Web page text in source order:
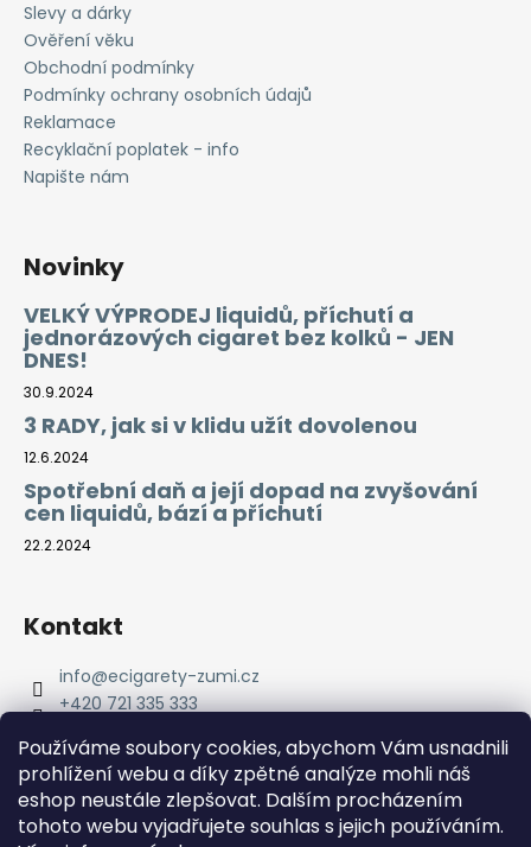
Používáme soubory cookies, abychom Vám usnadnili
prohlížení webu a díky zpětné analýze mohli náš
eshop neustále zlepšovat. Dalším procházením
tohoto webu vyjadřujete souhlas s jejich používáním.
Slevy a dárky
Ověření věku
Obchodní podmínky
Podmínky ochrany osobních údajů
Reklamace
Recyklační poplatek - info
Napište nám
Novinky
VELKÝ VÝPRODEJ liquidů, příchutí a
jednorázových cigaret bez kolků - JEN
DNES!
30.9.2024
3 RADY, jak si v klidu užít dovolenou
12.6.2024
Spotřební daň a její dopad na zvyšování
cen liquidů, bází a příchutí
22.2.2024
Kontakt
info@ecigarety-zumi.cz
+420 721 335 333